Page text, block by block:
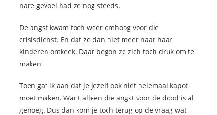
nare gevoel had ze nog steeds.
De angst kwam toch weer omhoog voor die
crisisdienst. En dat ze dan niet meer naar haar
kinderen omkeek. Daar begon ze zich toch druk om te
maken.
Toen gaf ik aan dat je jezelf ook niet helemaal kapot
moet maken. Want alleen die angst voor de dood is al
genoeg. Dus dan kom je toch terug op de vraag wat